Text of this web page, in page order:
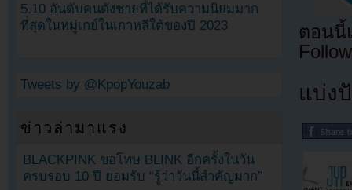
ตอนนี้
แบ่ง
5.10 อันดับคนดังชายที่ได้รับความนิยมมาก
ที่สุดในหมู่เกย์ในเกาหลีใต้ของปี 2023
Tweets by @KpopYouzab
ข่าวล่ามาแรง
BLACKPINK ขอโทษ BLINK อีกครั้งในวัน
ครบรอบ 10 ปี ยอมรับ “รู้ว่าวันนี้สำคัญมาก”